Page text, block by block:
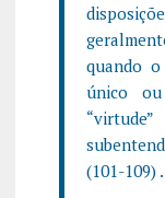
quando
único
(101-109) .